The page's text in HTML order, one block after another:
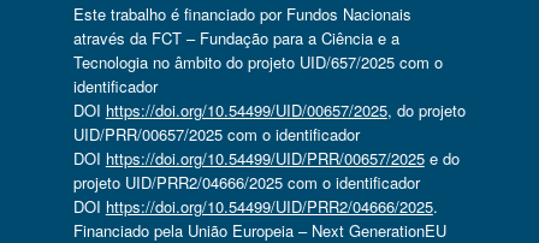
Este trabalho é financiado por Fundos Nacionais
através da FCT – Fundação para a Ciência e a
Tecnologia no âmbito do projeto UID/657/2025 com o
identificador
DOI https://doi.org/10.54499/UID/00657/2025, do projeto
UID/PRR/00657/2025 com o identificador
DOI https://doi.org/10.54499/UID/PRR/00657/2025e do
projeto UID/PRR2/04666/2025 com o identificador
DOI https://doi.org/10.54499/UID/PRR2/04666/2025.
Financiado pela União Europeia – Next GenerationEU